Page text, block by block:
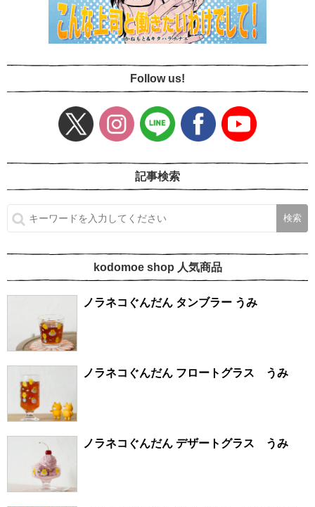
Follow us!
記事検索
kodomoe shop 人気商品
ノラネコぐんだん タンブラー うみ
ノラネコぐんだん フロートグラス うみ
ノラネコぐんだん デザートグラス うみ